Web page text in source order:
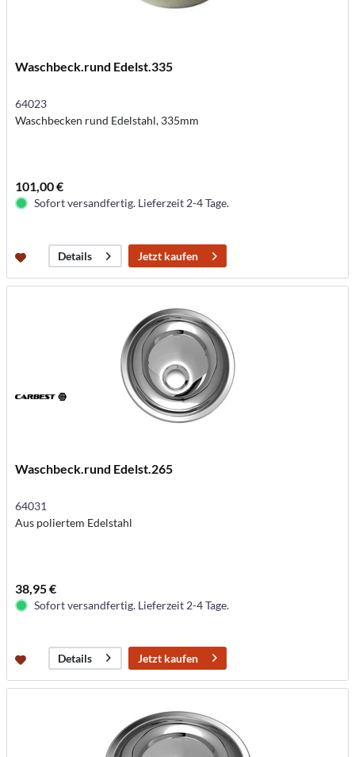
Waschbeck.rund Edelst.335
64023
Waschbecken rund Edelstahl, 335mm
101,00 €
Sofort versandfertig. Lieferzeit 2-4 Tage.
Details Jetzt kaufen
Waschbeck.rund Edelst.265
64031
Aus poliertem Edelstahl
38,95 €
Sofort versandfertig. Lieferzeit 2-4 Tage.
Details Jetzt kaufen